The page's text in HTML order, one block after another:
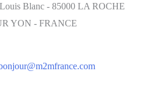
Blanc - 85000 LA ROCHE
YON - FRANCE